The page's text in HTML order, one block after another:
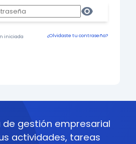
gestión empresarial
actividades, tareas
iniciada ¿Olvidaste tu contraseña?